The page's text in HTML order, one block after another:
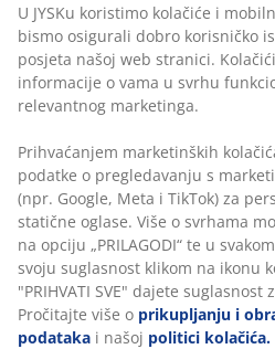
U JYSKu koristimo kolačiće i
bismo osigurali dobro korisničko
posjeta našoj web stranici.
informacije o vama u svrhu
relevantnog marketinga.
Prihvaćanjem marketinških
podatke o pregledavanju s
(npr. Google, Meta i TikTok) za
statične oglase. Više o svrhama
na opciju „PRILAGODI“ te u
svoju suglasnost klikom na ikonu
"PRIHVATI SVE" dajete suglasnost
Pročitajte više o prikupljanju i
podataka i našoj politici kolačića.